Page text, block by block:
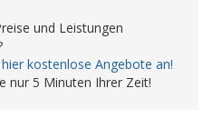
und Leistungen
kostenlose Angebote an!
nur 5 Minuten Ihrer Zeit!